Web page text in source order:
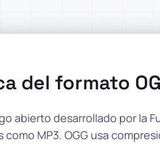
del formato
abierto desarrollado por la
MP3. OGG usa